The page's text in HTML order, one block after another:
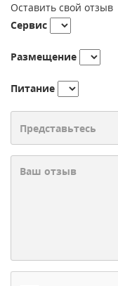
Оставить свой отзыв
Сервис
Размещение
Питание